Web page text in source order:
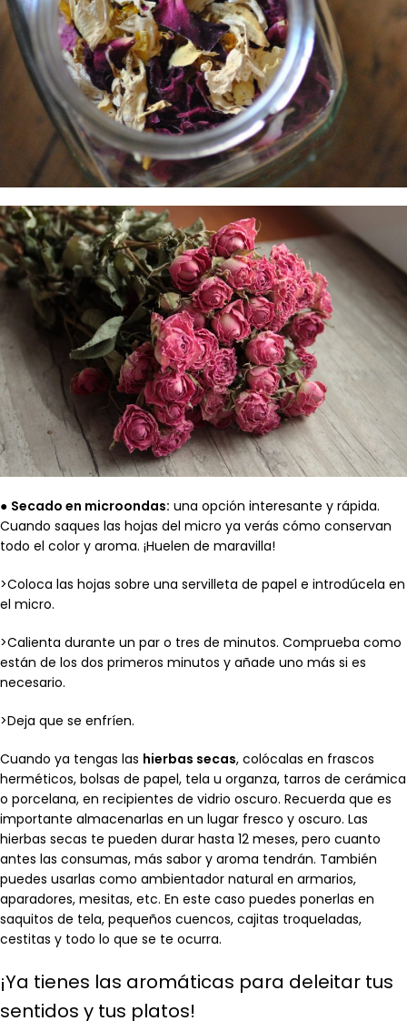
● Secado en microondas: una opción interesante y rápida.
Cuando saques las hojas del micro ya verás cómo conservan
todo el color y aroma. ¡Huelen de maravilla!
>Coloca las hojas sobre una servilleta de papel e introdúcela en
el micro.
>Calienta durante un par o tres de minutos. Comprueba como
están de los dos primeros minutos y añade uno más si es
necesario.
>Deja que se enfríen.
Cuando ya tengas las hierbas secas, colócalas en frascos
herméticos, bolsas de papel, tela u organza, tarros de cerámica
o porcelana, en recipientes de vidrio oscuro. Recuerda que es
importante almacenarlas en un lugar fresco y oscuro. Las
hierbas secas te pueden durar hasta 12 meses, pero cuanto
antes las consumas, más sabor y aroma tendrán. También
puedes usarlas como ambientador natural en armarios,
aparadores, mesitas, etc. En este caso puedes ponerlas en
saquitos de tela, pequeños cuencos, cajitas troqueladas,
cestitas y todo lo que se te ocurra.
¡Ya tienes las aromáticas para deleitar tus
sentidos y tus platos!